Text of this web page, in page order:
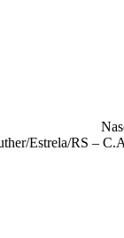
Estrela/RS –